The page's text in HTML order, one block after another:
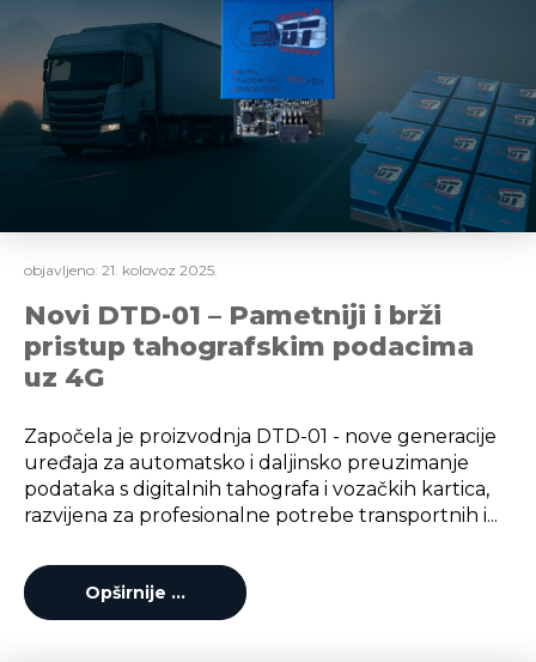
objavljeno: 21. kolovoz 2025.
Novi DTD-01 – Pametniji i brži
pristup tahografskim podacima
uz 4G
Započela je proizvodnja DTD-01 - nove generacije
uređaja za automatsko i daljinsko preuzimanje
podataka s digitalnih tahografa i vozačkih kartica,
razvijena za profesionalne potrebe transportnih i...
Opširnije …